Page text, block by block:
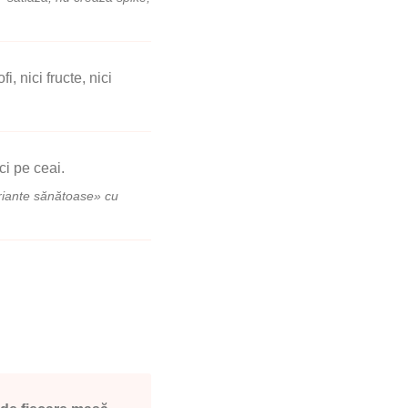
nici fructe, nici
pe ceai.
sănătoase» cu